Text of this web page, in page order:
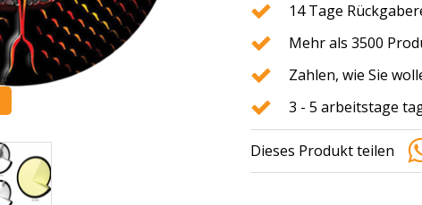
14 Tage
Mehr als 3500
Zahlen, wie Sie
3 - 5 arbeitstage
Dieses Produkt teilen